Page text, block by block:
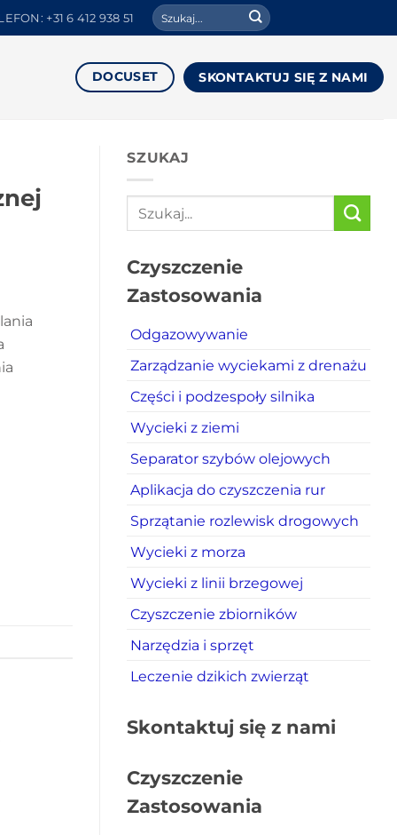
+31 6 412 938 51
Search
for:
DOCUSET SKONTAKTUJ SIĘ Z NAMI
SZUKAJ
Czyszczenie
Zastosowania
Odgazowywanie
Zarządzanie wyciekami z drenażu
Części i podzespoły silnika
Wycieki z ziemi
Separator szybów olejowych
Aplikacja do czyszczenia rur
Sprzątanie rozlewisk drogowych
Wycieki z morza
Wycieki z linii brzegowej
Czyszczenie zbiorników
Narzędzia i sprzęt
Leczenie dzikich zwierząt
Skontaktuj się z nami
Czyszczenie
Zastosowania